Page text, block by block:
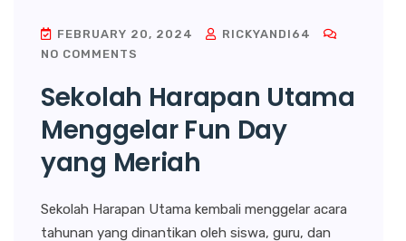
FEBRUARY 20, 2024
RICKYANDI64
NO COMMENTS
Sekolah Harapan Utama
Menggelar Fun Day
yang Meriah
Sekolah Harapan Utama kembali menggelar acara
tahunan yang dinantikan oleh siswa, guru, dan